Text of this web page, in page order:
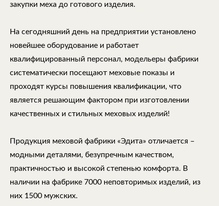
закупки меха до готового изделия.
На сегодняшний день на предприятии установлено
новейшее оборудование и работает
квалифицированный персонал, модельеры фабрики
систематически посещают меховые показы и
проходят курсы повышения квалификации, что
является решающим фактором при изготовлении
качественных и стильных меховых изделий!
Продукция меховой фабрики «Эдита» отличается –
модными деталями, безупречным качеством,
практичностью и высокой степенью комфорта. В
наличии на фабрике 7000 неповторимых изделий, из
них 1500 мужских.